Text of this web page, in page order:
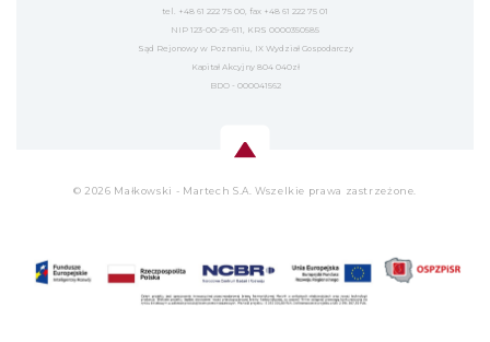
tel. +48 61 222 75 00, fax +48 61 222 75 01
NIP 123-00-29-611, KRS 0000350585
Sąd Rejonowy w Poznaniu, IX Wydział Gospodarczy
Kapitał Akcyjny 804 040zł
BDO - 000041562
© 2026 Małkowski - Martech S.A. Wszelkie prawa zastrzeżone.